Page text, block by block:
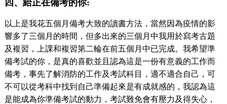
四、給正在備考的你:
以上是我花五個月備考大致的讀書方法，當然因為疫情的影
響多了三個月的時間，但多出來的三個月中我用於寫考古題
及複習，上課和複習第二輪在前五個月中已完成。我希望準
備考試的你，是真的喜歡並且認為這是一份有意義的工作而
備考，事先了解消防的工作及考試科目，適不適合自己，可
不可以從考科中找到自己準備起來是有成就感的，我認為這
是能成為你準備考試的動力，考試難免會有壓力及得失心，